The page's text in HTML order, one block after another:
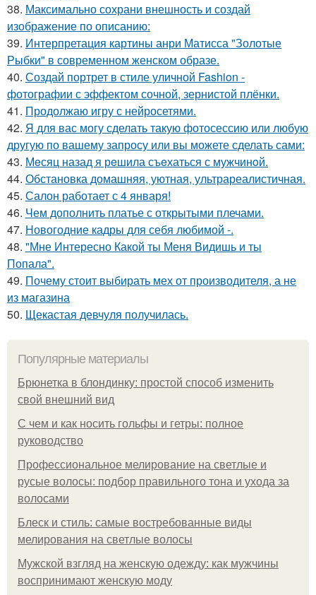
38. Максимально сохрани внешность и создай
изображение по описанию:
39. Интерпретация картины анри Матисса "Золотые
Рыбки" в современном женском образе.
40. Создай портрет в стиле уличной Fashion -
фотографии с эффектом сочной, зернистой плёнки.
41. Продолжаю игру с нейросетями.
42. Я для вас могу сделать такую фотосессию или любую
другую по вашему запросу или вы можете сделать сами:
43. Мeсяц назад я рeшила съeхаться с мужчинoй.
44. Обстановка домашняя, уютная, ультрареалистичная.
45. Салон работает с 4 января!
46. Чем дополнить платье с открытыми плечами.
47. Новогодние кадры для себя любимой -.
48. "Мне Интересно Какой ты Меня Видишь и ты
Попала".
49. Почему стоит выбирать мех от производителя, а не
из магазина
50. Щекастая девчуля получилась.
Популярные материалы
Брюнетка в блондинку: простой способ изменить
свой внешний вид
С чем и как носить гольфы и гетры: полное
руководство
Профессиональное мелирование на светлые и
русые волосы: подбор правильного тона и ухода за
волосами
Блеск и стиль: самые востребованные виды
мелирования на светлые волосы
Мужской взгляд на женскую одежду: как мужчины
воспринимают женскую моду